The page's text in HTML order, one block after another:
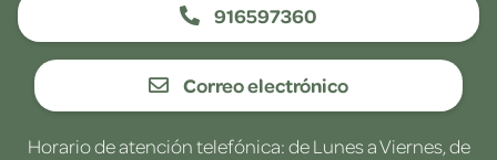
916597360
Correo electrónico
Horario de atención telefónica: de Lunes a Viernes, de